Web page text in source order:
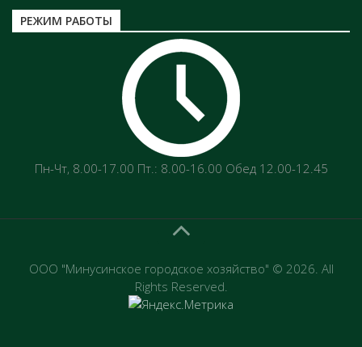
РЕЖИМ РАБОТЫ
Пн-Чт‚ 8.00-17.00 Пт.: 8.00-16.00 Обед 12.00-12.45
ООО "Минусинское городское хозяйство" © 2026. All
Rights Reserved.